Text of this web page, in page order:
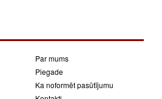
Par mums
Piegade
Ka noformēt pasūtījumu